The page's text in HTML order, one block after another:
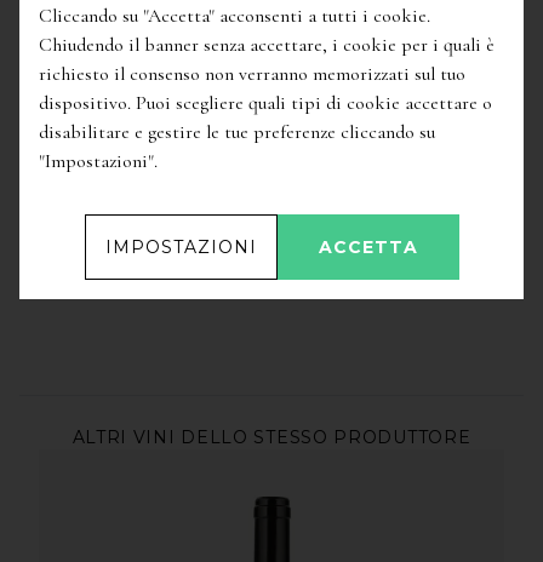
Friulano Collio Doc / Ronchi di Cialla
ALTRI VINI DELLO STESSO PRODUTTORE
Cliccando su "Accetta" acconsenti a tutti i cookie.
Chiudendo il banner senza accettare, i cookie per i quali è
richiesto il consenso non verranno memorizzati sul tuo
dispositivo. Puoi scegliere quali tipi di cookie accettare o
disabilitare e gestire le tue preferenze cliccando su
"Impostazioni".
IMPOSTAZIONI ACCETTA